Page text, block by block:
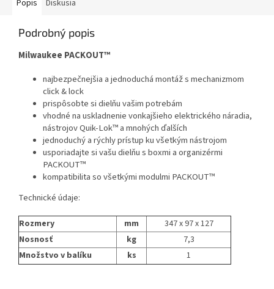
Popis Diskusia
Podrobný popis
Milwaukee PACKOUT™
najbezpečnejšia a jednoduchá montáž s mechanizmom
click & lock
prispôsobte si dielňu vašim potrebám
vhodné na uskladnenie vonkajšieho elektrického náradia,
nástrojov Quik-Lok™ a mnohých ďalších
jednoduchý a rýchly prístup ku všetkým nástrojom
usporiadajte si vašu dielňu s boxmi a organizérmi
PACKOUT™
kompatibilita so všetkými modulmi PACKOUT™
Technické údaje:
Rozmery mm
347 x 97 x 127
Nosnosť
kg
7,3
Množstvo v balíku
ks 1